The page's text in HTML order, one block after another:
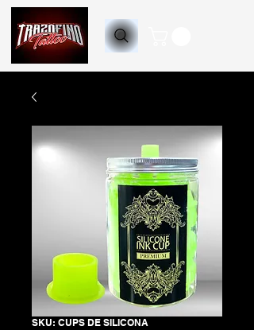
SKU: CUPS DE SILICONA